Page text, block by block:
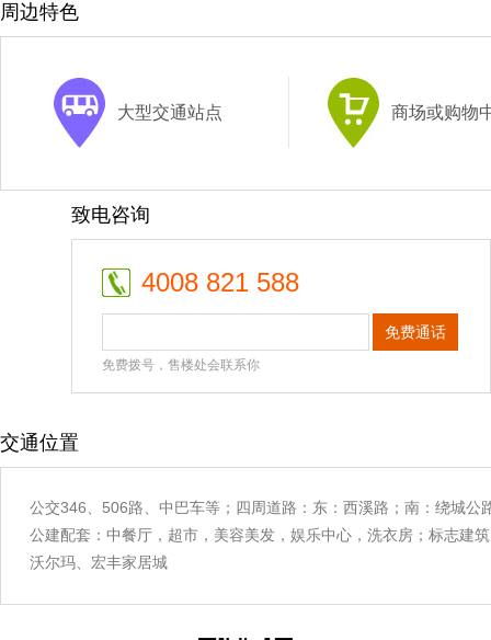
周边特色
大型交通站点 商场或购物
致电咨询
4008 821 588
免费通话
免费拨号，售楼处会联系你
交通位置
公交346、506路、中巴车等；四周道路：东：西溪路；南：绕城公
公建配套：中餐厅，超市，美容美发，娱乐中心，洗衣房；标志建
沃尔玛、宏丰家居城